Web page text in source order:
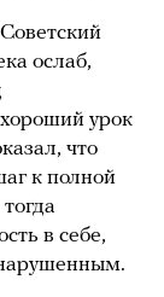
ослаб,
урок
что
к полной
в себе,